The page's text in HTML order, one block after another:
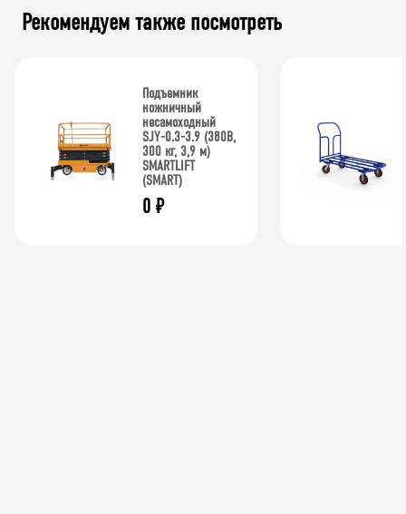
Рекомендуем также посмотреть
Подъемник
ножничный
несамоходный
SJY-0.3-3.9 (380В,
300 кг, 3,9 м)
SMARTLIFT
(SMART)
0 ₽